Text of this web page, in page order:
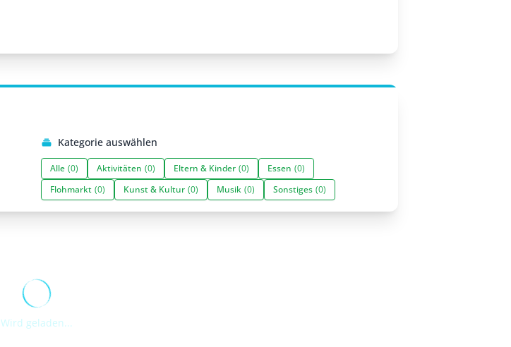
Kategorie auswählen
Alle (0) Aktivitäten (0) Eltern & Kinder (0) Essen (0)
Flohmarkt (0) Kunst & Kultur (0) Musik (0) Sonstiges (0)
Wird geladen...